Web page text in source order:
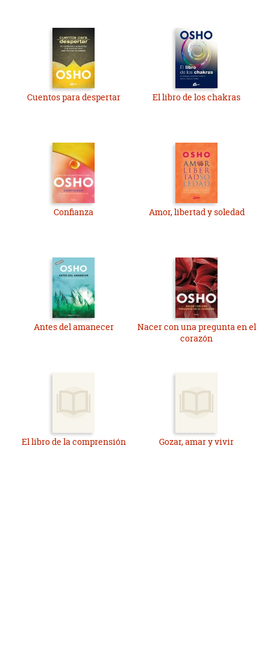
Cuentos para despertar El libro de los chakras
Confianza Amor, libertad y soledad
Antes del amanecer
Nacer con una pregunta en el
corazón
El libro de la comprensión Gozar, amar y vivir